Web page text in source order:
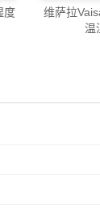
度
维萨拉
温